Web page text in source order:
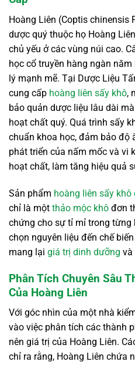
Hoàng Liên (Coptis chinensis
dược quý thuộc họ Hoàng
chủ yếu ở các vùng núi cao.
học cổ truyền hàng ngàn
lý mạnh mẽ. Tại Dược Liệu
cung cấp hoàng liên sấy khô,
bảo quản dược liệu lâu dài
hoạt chất quý. Quá trình sấy
chuẩn khoa học, đảm bảo độ
phát triển của nấm mốc và vi
hoạt chất, làm tăng hiệu quả
Sản phẩm hoàng liên sấy khô
chỉ là một thảo mộc khô đơn
chứng cho sự tỉ mỉ trong từng
chọn nguyên liệu đến chế
mang lại giá trị dinh dưỡng và
Phân Tích Chuyên Sâu
Của Hoàng Liên
Với góc nhìn của một nhà
vào việc phân tích các thành
nên giá trị của Hoàng Liên.
chỉ ra rằng, Hoàng Liên chứa